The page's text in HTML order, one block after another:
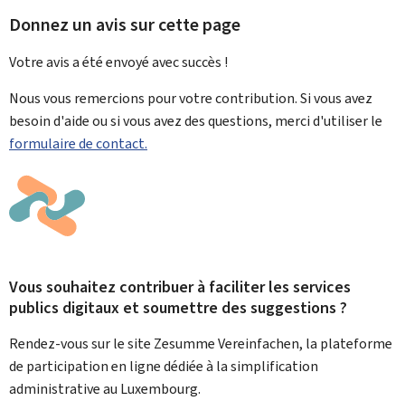
Donnez un avis sur cette page
Votre avis a été envoyé avecsuccès !
Nous vous remercions pour votre contribution. Si vous avez
besoin d'aide ou si vous avez des questions, merci d'utiliser le
formulaire de contact.
Vous souhaitez contribuer à faciliter les services
publics digitaux et soumettre des suggestions ?
Rendez-vous sur le site Zesumme Vereinfachen, la plateforme
de participation en ligne dédiée à la simplification
administrative au Luxembourg.